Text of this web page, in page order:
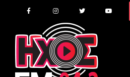
content